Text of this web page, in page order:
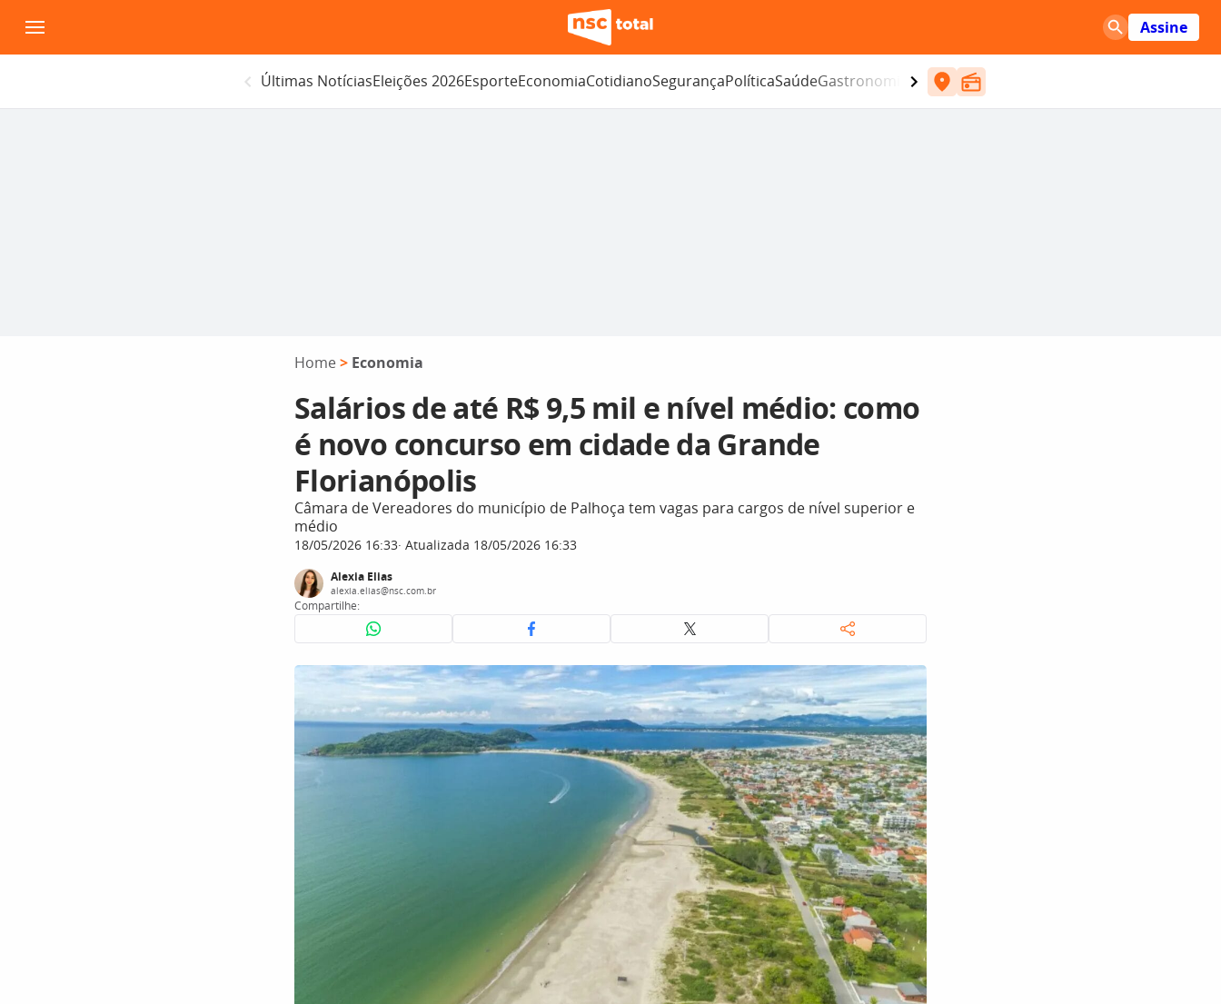
para
o
Assine
Últimas NotíciasEleições 2026EsporteEconomiaCotidianoSegurançaPolíticaSaúdeGastronomia Entretenimento
Home > Economia
Salários de até R$ 9,5 mil e nível médio: como
é novo concurso em cidade da Grande
Florianópolis
Câmara de Vereadores do município de Palhoça tem vagas para cargos de nível superior e
médio
18/05/2026 16:33 Atualizada 18/05/2026 16:33
Alexia Elias
alexia.elias@nsc.com.br
Compartilhe: